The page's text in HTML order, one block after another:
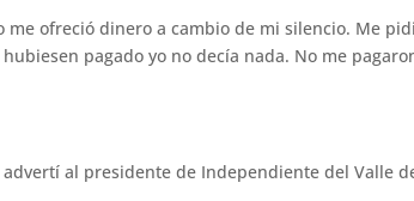
me ofreció dinero a cambio de mi silencio. Me
pagado yo no decía nada. No me
al presidente de Independiente del Valle